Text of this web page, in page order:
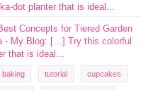
dot planter that is ideal...
Concepts for Tiered Garden
- My Blog: […] Try this colorful
that is ideal...
baking tutorial cupcakes